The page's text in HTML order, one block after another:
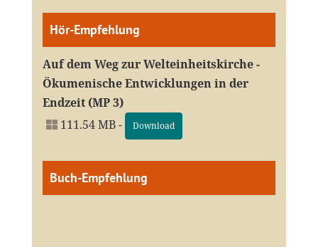
Hör-Empfehlung
Auf dem Weg zur Welteinheitskirche -
Ökumenische Entwicklungen in der
Endzeit (MP 3)
111.54 MB -
Download
Buch-Empfehlung